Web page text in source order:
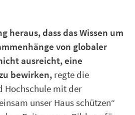
heraus, dass das Wissen um
von globaler
ausreicht, eine
bewirken, regte die
Hochschule mit der
unser Haus schützen“